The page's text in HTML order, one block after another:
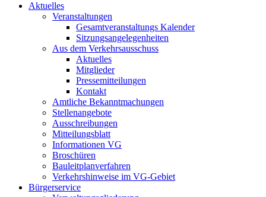
Aktuelles
Veranstaltungen
Gesamtveranstaltungs Kalender
Sitzungsangelegenheiten
Aus dem Verkehrsausschuss
Aktuelles
Mitglieder
Pressemitteilungen
Kontakt
Amtliche Bekanntmachungen
Stellenangebote
Ausschreibungen
Mitteilungsblatt
Informationen VG
Broschüren
Bauleitplanverfahren
Verkehrshinweise im VG-Gebiet
Bürgerservice